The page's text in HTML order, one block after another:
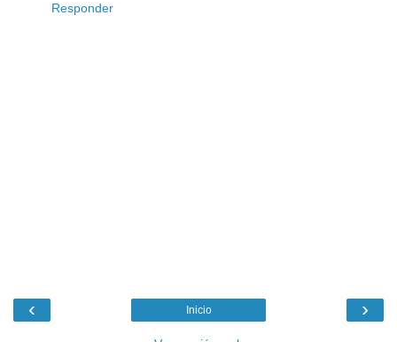
Responder
‹ ›
Inicio